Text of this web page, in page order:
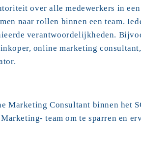
over alle medewerkers in
naar rollen binnen een team.
verantwoordelijkheden.
online marketing
Consultant binnen het
team om te sparren en